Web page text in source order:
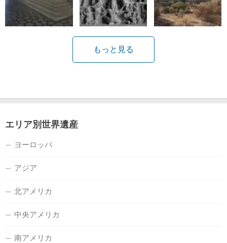
もっと見る
エリア別世界遺産
ヨーロッパ
アジア
北アメリカ
中央アメリカ
南アメリカ